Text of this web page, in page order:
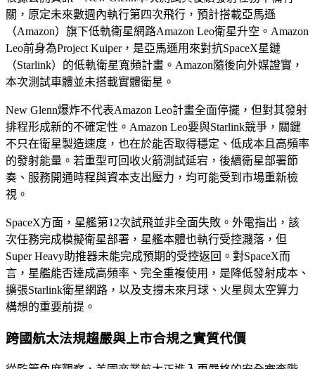
關，原定未來數週內執行第四次飛行，預計搭載亞馬遜
（Amazon）旗下低軌衛星網路Amazon Leo衛星升空。Amazon
Leo前身為Project Kuiper，是亞馬遜用來對抗SpaceX星鏈
（Starlink）的低軌衛星寬頻計畫。Amazon隨後向外媒證實，
本次測試車體並未搭載實體衛星。
New Glenn爆炸不代表Amazon Leo計畫全面停擺，但對其發射
排程形成新的不確定性。Amazon Leo要與Starlink競爭，關鍵
不只在衛星製造速度，也在於能否取得穩定、低成本且高頻率
的發射能量。若重型可回收火箭測試延宕，後續衛星部署節
奏、服務開通時程與資本支出壓力，均可能受到市場重新檢
視。
SpaceX方面，星艦第12次試飛並非全面失敗。外電指出，該
次任務完成模擬衛星部署，星艦本體也執行受控濺落，但
Super Heavy助推器未能完成預期的受控返回。對SpaceX而
言，星艦能否達成高頻率、完全重複使用，是降低發射成本、
擴張Starlink衛星網路，以及支撐未來月球、火星與太空算力
構想的重要前提。
跨國航太法規趨嚴與上市合規之實質代價